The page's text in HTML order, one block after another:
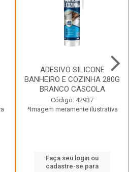
ADESIVO SILICONE
BANHEIRO E COZINHA 280G
BRANCO CASCOLA
Código: 42937
*Imagem meramente ilustrativa
Faça seu login ou
cadastre-se para